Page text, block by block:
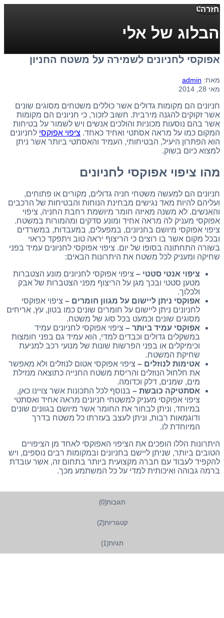
חזרה
תפריט
הבלוג של אלי
אפוקסי לחניונים לשמירה על משטח החניון
מאת:admin
מאי 28, 2014
חניונים הם מקומות גדולים אשר כוללים משטחים מסוגים שונים
אשר זקוקים להגנה מירבית. חשוב לזכור, כי חניונים הם מקומות
אשר בהם נוסעות מכוניות והולכים אנשים ויש לשמור על בטיחות
המקום כמו על מראה אסתטי ואחיד כאחד.ציפוי אפוקסילחניונים
הוא הפתרון היעיל, הבטיחותי, העמיד והאסתטי ביותר אשר ניתן
למצוא כיום בשוק.
מהו ציפוי אפוקסי לחניונים
חניונים הם למעשה משטחי חניה גדולים, מקורים או פתוחים,
ועליהם להיות מאד נגישים מבחינת הנוחות והבטיחות של הרכבים
והאנשים. לא משנה מאיזה חומר מיושמת רחבת החניה, ציפוי
אפוקסי מעניק לה מראה אחיד ומונע סדקים ומהמורות במשטח.
ציפוי אפוקסי מיושם בחניונים, במפעלים, במעבדות, במשרדים
ובכל מקום אשר בו רוצים כי הריצוף יראה טוב ויתפקד כראוי
בשורה התחתונה בסופו של יום. ציפוי אפוקסי לחניונים עמיד בפני
שחיקה ומעניק לכל משטח את היתרונות הבאים:
ציפוי אנטי סטטי –ציפוי אפוקסי לחניונים מונע הצטברות
מטען סטטי ובכך מגן על הריצוף מפני הצטברות של אבק
ולכלוך.
אפוקסי ניתן ליישום על מגוון חומרים –ציפוי אפוקסי
לחניונים ניתן ליישום על חומרים שונים כמו בטון, עץ, אריחים
מסוגים שונים וכמעט בכל סוג של משטח.
אפוקסי עמיד ביותר –ציפוי אפוקסי לחניונים עמיד
במשקלים גדולים וכבדים למדי, הוא עמיד גם בפני חומצות
וכימיקלים או בפני הפרשות שונות של מנועי רכב למניעת
שחיקת המשטח.
אטימות לנוזלים –ציפוי אפוקסי אטום לנוזלים ולא מאפשר
את חלחול הנוזלים והריסת משטח החנייה כתוצאה מנזילת
מים, שמנים, דלק וכדומה.
אסתטיקה כובשת –בנוסף לכל התכונות אשר צויינו כאן,
ציפוי אפוקסי מעניק למשטחי חניונים מראה אחיד ואסתטי
במיוחד, וניתן לבחור את החומר אשר מיושם בגוונים שונים
ודוגמאות רבות, וניתן לעצב בעזרתו כל משטח בדרך
המיוחדת לו.
היתרונות הללו הופכים את הציפוי האפוקסי לאחד מן הציפויים
הטובים ביותר, שניתן ליישם בחניונים ובמקומות רבים נוספים, ויש
להקפיד לעבוד עם חברה מקצועית ביותר בתחום זה, אשר עובדת
ברמה גבוהה ואיכותית למדי על כל המשתמע מכך.
תגובות(0)
קטגוריות(2)
תגיות(1)